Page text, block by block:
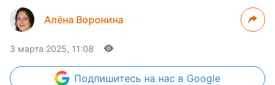
Алёна Воронина
3 марта 2025, 11:08
Подпишитесь на нас в Google